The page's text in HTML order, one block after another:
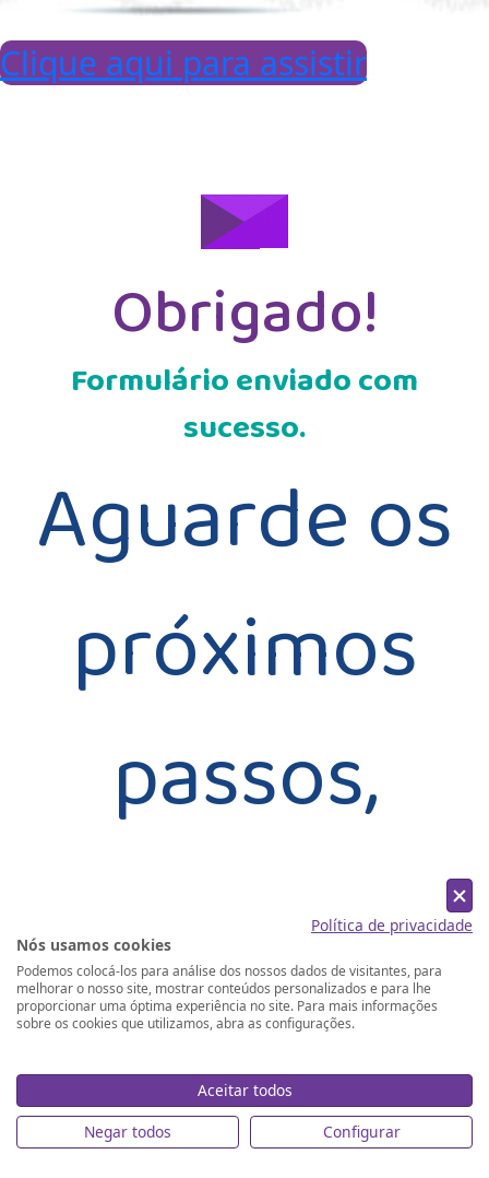
Clique aqui para assistir
Obrigado!
Formulário enviado com
sucesso.
Aguarde os
próximos
passos,
logo nossa
equipe
Política de privacidade
Nós usamos cookies
Podemos colocá-los para análise dos nossos dados de visitantes, para
melhorar o nosso site, mostrar conteúdos personalizados e para lhe
proporcionar uma óptima experiência no site. Para mais informações
sobre os cookies que utilizamos, abra as configurações.
Aceitar todos
Negar todos
Configurar